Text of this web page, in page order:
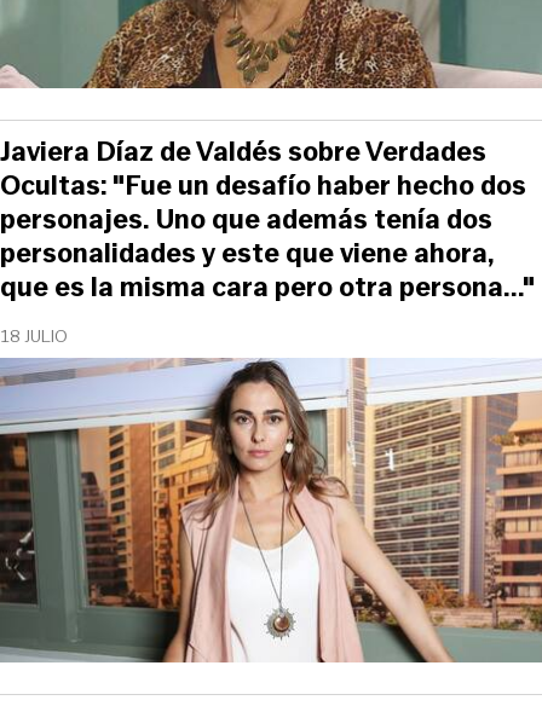
18 JULIO
Javiera Díaz de Valdés sobre Verdades
Ocultas: "Fue un desafío haber hecho dos
personajes. Uno que además tenía dos
personalidades y este que viene ahora,
que es la misma cara pero otra persona..."